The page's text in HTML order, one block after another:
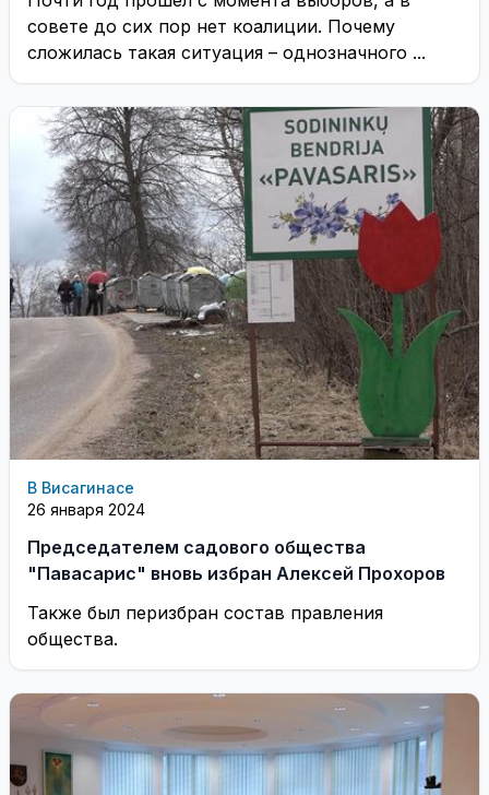
совете до сих пор нет коалиции. Почему
сложилась такая ситуация – однозначного ...
В Висагинасе
26 января 2024
Председателем садового общества
"Павасарис" вновь избран Алексей Прохоров
Также был перизбран состав правления
общества.